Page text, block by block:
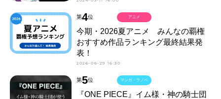
第4位
今期・2026夏アニメ みんなの覇権
おすすめ作品ランキング最終結果発
表！
2026-06-29 16:30
アニメ
第5位
『ONE PIECE』イム様・神の騎士団
マンガ・ラノベ